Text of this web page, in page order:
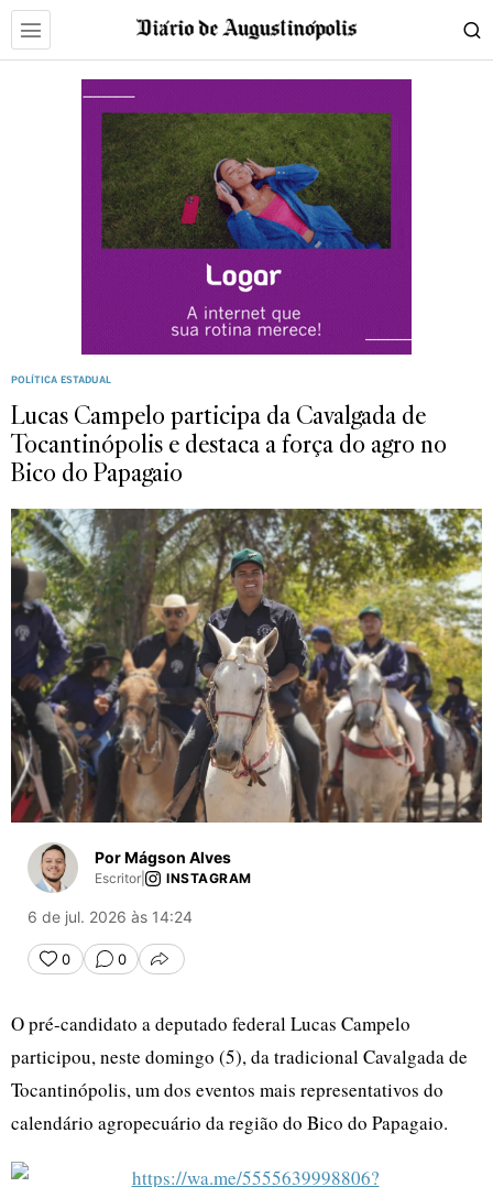
POLÍTICA ESTADUAL
Lucas Campelo participa da Cavalgada de
Tocantinópolis e destaca a força do agro no
Bico do Papagaio
Por Mágson Alves
Escritor INSTAGRAM
6 de jul. 2026 às 14:24
0 0 COMPARTILHAR
O pré-candidato a deputado federal Lucas Campelo
participou, neste domingo (5), da tradicional Cavalgada de
Tocantinópolis, um dos eventos mais representativos do
calendário agropecuário da região do Bico do Papagaio.